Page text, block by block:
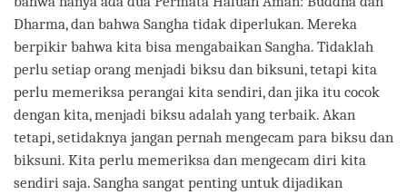
Dharma, dan bahwa Sangha tidak diperlukan. Mereka
berpikir bahwa kita bisa mengabaikan Sangha. Tidaklah
perlu setiap orang menjadi biksu dan biksuni, tetapi kita
perlu memeriksa perangai kita sendiri, dan jika itu cocok
dengan kita, menjadi biksu adalah yang terbaik. Akan
tetapi, setidaknya jangan pernah mengecam para biksu dan
biksuni. Kita perlu memeriksa dan mengecam diri kita
sendiri saja. Sangha sangat penting untuk dijadikan